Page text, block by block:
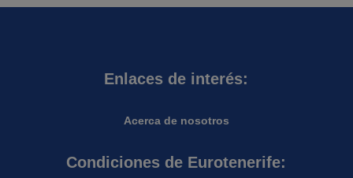
Enlaces de interés:
Acerca de nosotros
Condiciones de Eurotenerife: